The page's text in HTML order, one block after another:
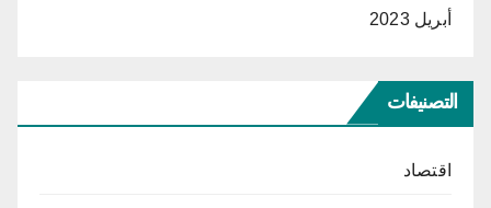
أبريل 2023
التصنيفات
اقتصاد